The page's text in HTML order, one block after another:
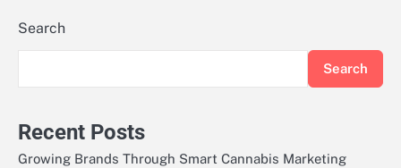
Search
Search
Recent Posts
Growing Brands Through Smart Cannabis Marketing